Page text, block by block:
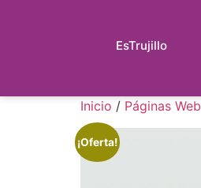
EsTrujillo
Inicio / Páginas Web
¡Oferta!